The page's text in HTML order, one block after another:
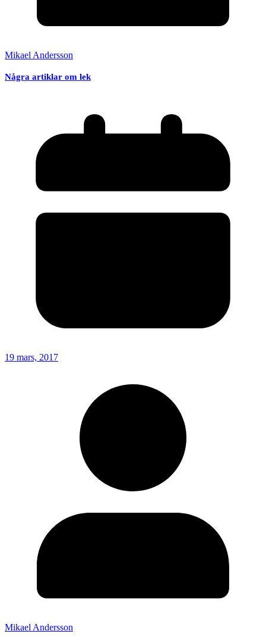
Mikael Andersson
Några artiklar om lek
19 mars, 2017
Mikael Andersson